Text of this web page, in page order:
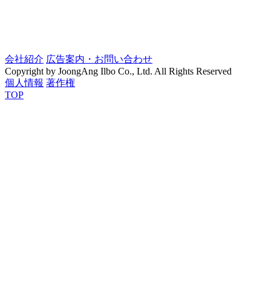
会社紹介 広告案内・お問い合わせ
Copyright by JoongAng Ilbo Co., Ltd. All Rights Reserved
個人情報 著作権
TOP